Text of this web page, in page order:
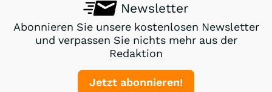
Newsletter
Abonnieren Sie unsere kostenlosen Newsletter
und verpassen Sie nichts mehr aus der
Redaktion
Jetzt abonnieren!